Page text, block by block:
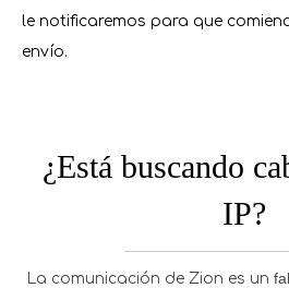
le notificaremos para que
envío.
¿Está buscando
IP?
La comunicación de Zion es un